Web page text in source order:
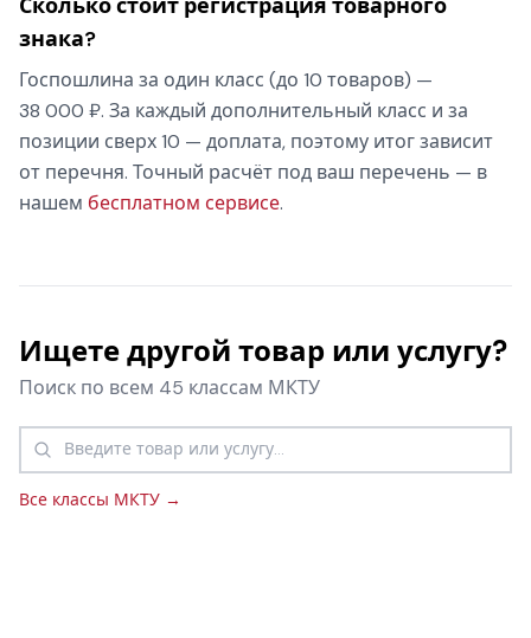
Сколько стоит регистрация товарного
знака?
Госпошлина за один класс (до 10 товаров) —
38 000 ₽. За каждый дополнительный класс и за
позиции сверх 10 — доплата, поэтому итог зависит
от перечня. Точный расчёт под ваш перечень — в
нашем бесплатном сервисе.
Ищете другой товар или услугу?
Поиск по всем 45 классам МКТУ
Все классы МКТУ →